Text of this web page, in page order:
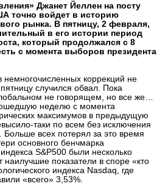
Джанет Йеллен на посту
точно войдет в историю
рынка. В пятницу, 2 февраля,
в его истории период
который продолжался с 8
с момента выборов президента
немногочисленных коррекций не
случился обвал. Пока
не говорящем, но все же…
неделю с момента
максимумов в предыдущую
таки по всем без исключения
Больше всех потерял за это время
основного бенчмарка
S&P500 были несколько
показатели в споре «кто
индекса Nasdaq, где
«всего» 3,53%.